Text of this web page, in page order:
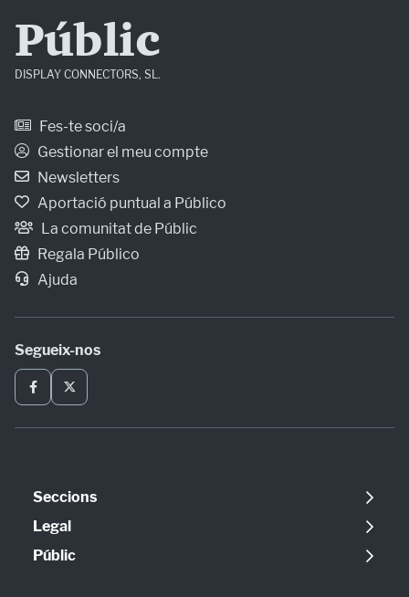
Públic
DISPLAY CONNECTORS, SL.
Fes-te soci/a
Gestionar el meu compte
Newsletters
Aportació puntual a Público
La comunitat de Públic
Regala Público
Ajuda
Segueix-nos
Seccions
Política
Opinió
Legal
Avís legal
Públic